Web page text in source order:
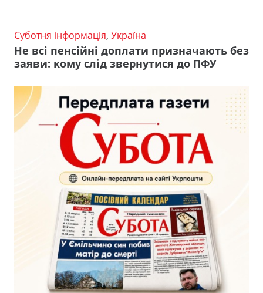
Суботня інформація, Україна
Не всі пенсійні доплати призначають без
заяви: кому слід звернутися до ПФУ